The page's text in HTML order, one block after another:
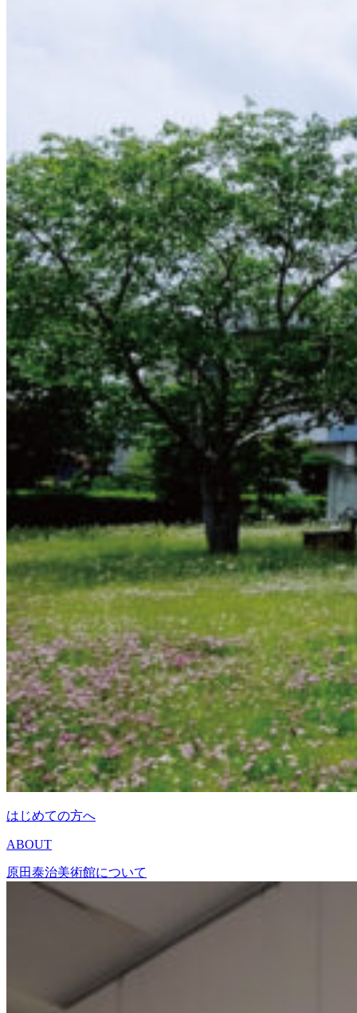
はじめての方へ
ABOUT
原田泰治美術館について